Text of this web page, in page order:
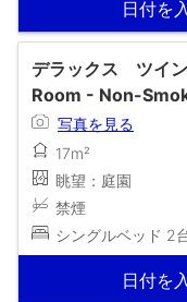
日付を
デラックス ツイ
Room - Non-
写真を見る
17m²
眺望：庭園
禁煙
シングルベッド 2
日付を